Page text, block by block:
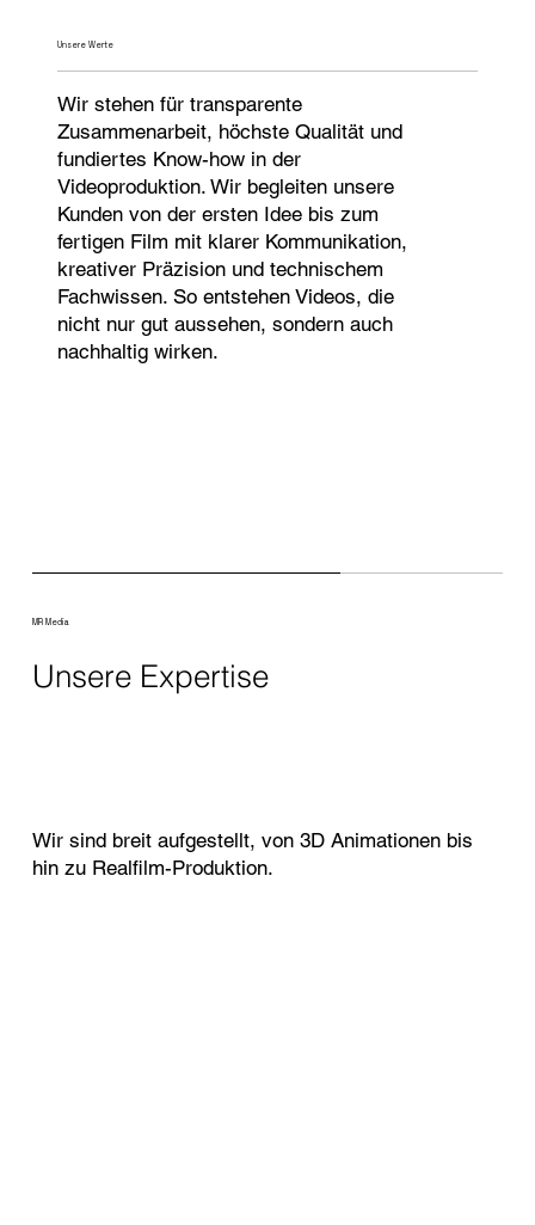
Unsere Werte
Wir stehen für transparente
Zusammenarbeit, höchste Qualität und
fundiertes Know-how in der
Videoproduktion. Wir begleiten unsere
Kunden von der ersten Idee bis zum
fertigen Film mit klarer Kommunikation,
kreativer Präzision und technischem
Fachwissen. So entstehen Videos, die
nicht nur gut aussehen, sondern auch
nachhaltig wirken.
MR Media
Unsere Expertise
Wir sind breit aufgestellt, von 3D Animationen bis
hin zu Realfilm-Produktion.